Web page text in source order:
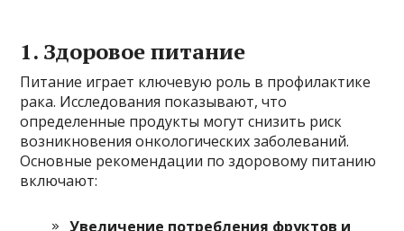
1. Здоровое питание
Питание играет ключевую роль в профилактике
рака. Исследования показывают, что
определенные продукты могут снизить риск
возникновения онкологических заболеваний.
Основные рекомендации по здоровому питанию
включают:
Увеличение потребления фруктов и